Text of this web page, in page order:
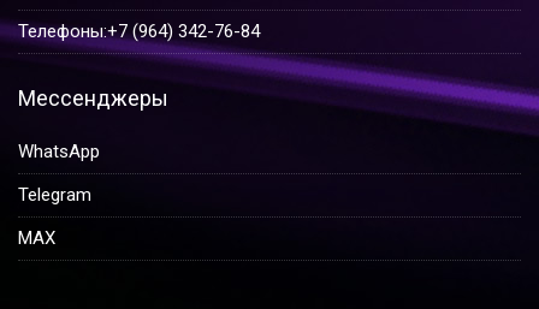
Телефоны:+7 (964) 342-76-84
Мессенджеры
WhatsApp
Telegram
MAX